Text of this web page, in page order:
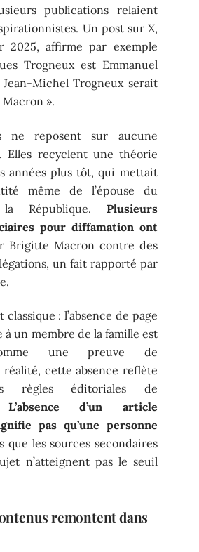
publications relaient
Un post sur X,
2025, affirme par exemple
Trogneux est Emmanuel
Michel Trogneux serait
».
ne reposent sur aucune
Elles recyclent une théorie
années plus tôt, qui mettait
même de l’épouse du
République. Plusieurs
pour diffamation ont
Brigitte Macron contre des
un fait rapporté par
classique : l’absence de page
un membre de la famille est
une preuve de
réalité, cette absence reflète
règles éditoriales de
L’absence d’un article
pas qu’une personne
que les sources secondaires
n’atteignent pas le seuil
remontent dans